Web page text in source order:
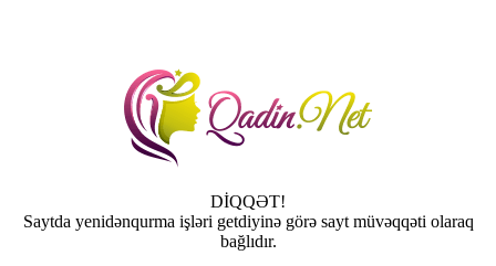
DİQQƏT!
Saytda yenidənqurma işləri getdiyinə görə sayt müvəqqəti olaraq
bağlıdır.